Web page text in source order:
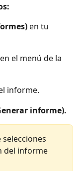
en tu
en el menú de la
informe.
informe).
del informe